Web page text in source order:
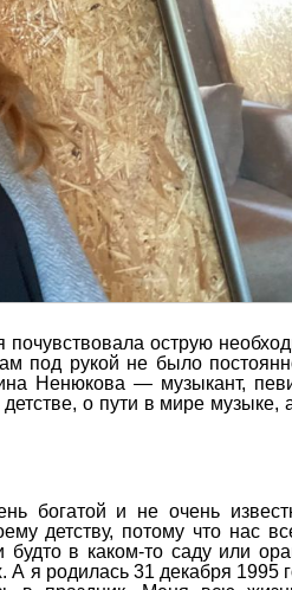
острую
под рукой не было
Ненюкова — музыкант,
о пути в мире музыке,
богатой и не очень
детству, потому что нас
в каком-то саду или
я родилась 31 декабря 1995